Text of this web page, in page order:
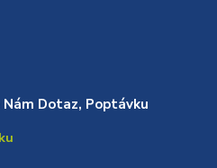
Dotaz, Poptávku